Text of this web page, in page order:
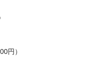
円）